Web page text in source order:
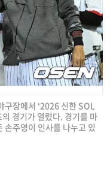
구장에서 ‘2026 신한 SOL
경기가 열렸다. 경기를 마
손주영이 인사를 나누고 있